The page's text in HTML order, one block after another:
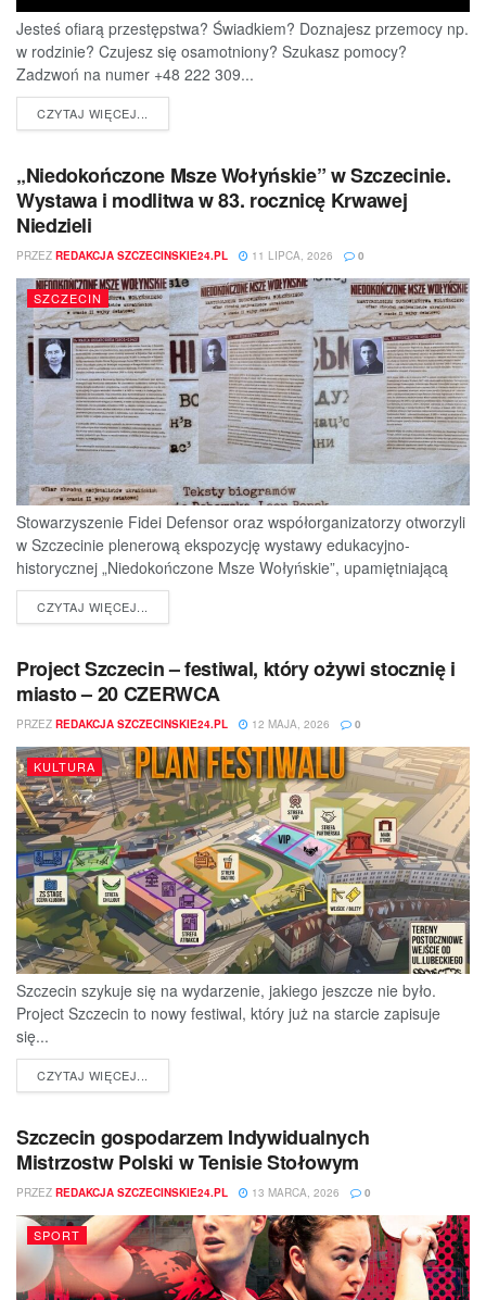
Jesteś ofiarą przestępstwa? Świadkiem? Doznajesz przemocy np.
w rodzinie? Czujesz się osamotniony? Szukasz pomocy?
Zadzwoń na numer +48 222 309...
CZYTAJ WIĘCEJ...
„Niedokończone Msze Wołyńskie” w Szczecinie.
Wystawa i modlitwa w 83. rocznicę Krwawej
Niedzieli
PRZEZ REDAKCJA SZCZECINSKIE24.PL 11 LIPCA, 2026 0
SZCZECIN
Stowarzyszenie Fidei Defensor oraz współorganizatorzy otworzyli
w Szczecinie plenerową ekspozycję wystawy edukacyjno-
historycznej „Niedokończone Msze Wołyńskie”, upamiętniającą
ofiary jednej z najtragiczniejszych...
CZYTAJ WIĘCEJ...
Project Szczecin – festiwal, który ożywi stocznię i
miasto – 20 CZERWCA
PRZEZ REDAKCJA SZCZECINSKIE24.PL 12 MAJA, 2026 0
KULTURA
Szczecin szykuje się na wydarzenie, jakiego jeszcze nie było.
Project Szczecin to nowy festiwal, który już na starcie zapisuje
się...
CZYTAJ WIĘCEJ...
Szczecin gospodarzem Indywidualnych
Mistrzostw Polski w Tenisie Stołowym
PRZEZ REDAKCJA SZCZECINSKIE24.PL 13 MARCA, 2026 0
SPORT